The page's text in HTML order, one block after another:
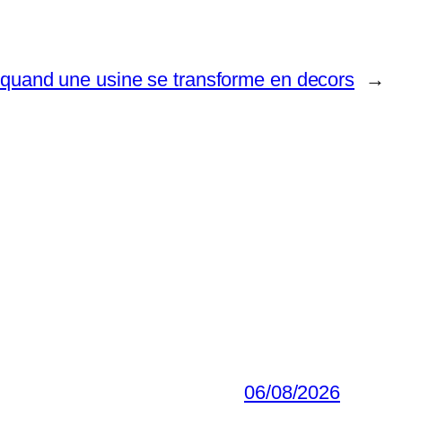
quand une usine se transforme en decors →
06/08/2026